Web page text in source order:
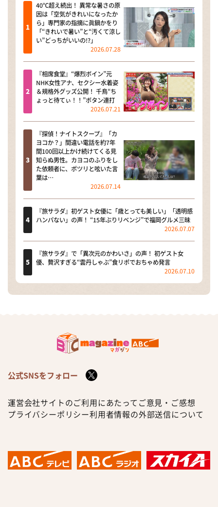
40℃超え続出！ 異常な暑さの原
因は「空気がきれいになったか
ら」専門家の指摘に眞鍋かをり
「“きれいで暑い”と“汚くて涼し
い”どっちがいいの!?」
2026.07.28
『相席食堂』“爆烈ボイン”元
NHK女性アナ、セクシー水着姿
＆規格外グッズ公開！ 千鳥“ち
ょっと待てぃ！！”ボタン連打
2026.07.21
『探偵！ナイトスクープ』「カ
ヨコか？」間違い電話を約7年
間100回以上かけ続けてくる見
知らぬ男性。カヨコのふりをし
た依頼者に、ポツリと呟いた言
葉は…
2026.07.14
『旅サラダ』初ゲスト女優に「歳とっても美しい」「透明感
ハンパない」の声！ “15年ぶりリベンジ”で福岡グルメ三昧
2026.07.07
『旅サラダ』で「異次元のかわいさ」の声！ 初ゲスト女
優、贅沢すぎる“雲丹しゃぶ”食リポでおちゃめ発言
2026.07.10
公式SNSをフォロー
運営会社サイトのご利用にあたって ご意見・ご感想
プライバシーポリシー利用者情報の外部送信について